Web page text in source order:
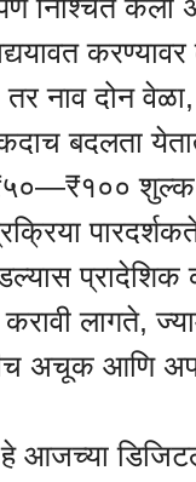
निश्चित केली
करण्यावर
नाव दोन
बदलता
₹५०—₹१००
प्रादेशिक
करावी लागते,
अचूक आणि
आजच्या